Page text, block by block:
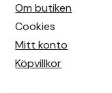
Om butiken
Cookies
Mitt konto
Köpvillkor
Ky Rotary Bit
Lenanders Grafiska